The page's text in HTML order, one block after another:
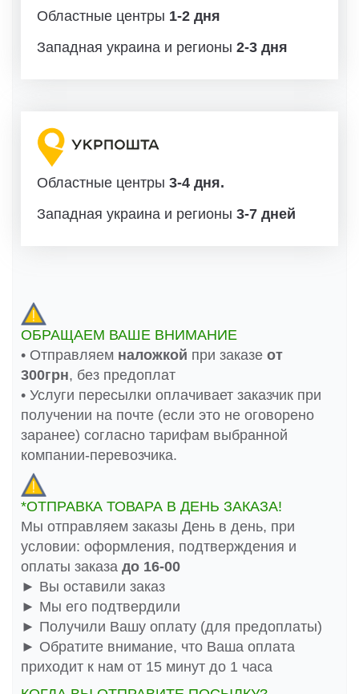
Областные центры 1-2 дня
Западная украина и регионы 2-3 дня
Областные центры 3-4 дня.
Западная украина и регионы 3-7 дней
ОБРАЩАЕМ ВАШЕ ВНИМАНИЕ
• Отправляем наложкой при заказе от
300грн, без предоплат
• Услуги пересылки оплачивает заказчик при
получении на почте (если это не оговорено
заранее) согласно тарифам выбранной
компании-перевозчика.
*ОТПРАВКА ТОВАРА В ДЕНЬ ЗАКАЗА!
Мы отправляем заказы День в день, при
условии: оформления, подтверждения и
оплаты заказа до 16-00
► Вы оставили заказ
► Мы его подтвердили
► Получили Вашу оплату (для предоплаты)
► Обратите внимание, что Ваша оплата
приходит к нам от 15 минут до 1 часа